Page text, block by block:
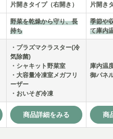
片開きタイプ（右開き） 片開き
野菜を乾燥から守り、長
持ち
季節や
て庫内
・プラズマクラスター(冷
気除菌)
・シャキット野菜室
・大容量冷凍室メガフリ
ーザー
・おいそぎ冷凍
庫内温
御パネ
商品詳細をみる 商